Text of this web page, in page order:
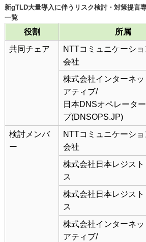
新gTLD大量導入に伴うリスク検討・対策提言
一覧
役割 所属
共同チェア
NTTコミュニケーシ
会社
株式会社インターネ
アティブ/
日本DNSオペレータ
プ(DNSOPS.JP)
検討メンバ
ー
NTTコミュニケーシ
会社
株式会社日本レジス
ス
株式会社日本レジス
ス
株式会社インターネ
アティブ/